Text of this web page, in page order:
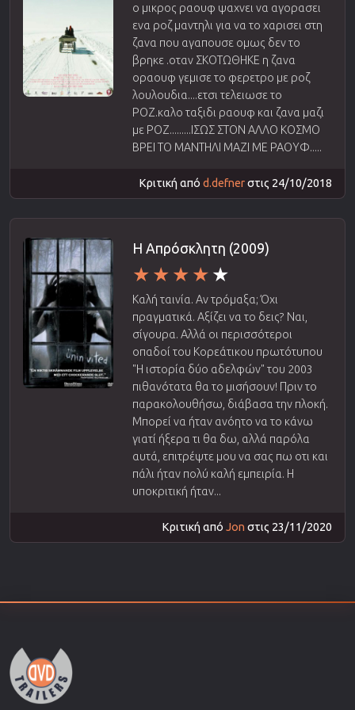
ο μικρος ραουφ ψαχνει να αγορασει
ενα ροζ μαντηλι για να το χαρισει στη
ζανα που αγαπουσε ομως δεν το
βρηκε .οταν ΣΚΟΤΩΘΗΚΕ η ζανα
οραουφ γεμισε το φερετρο με ροζ
λουλουδια....ετσι τελειωσε το
ΡΟΖ.καλο ταξιδι ραουφ και ζανα μαζι
με ΡΟΖ.........ΙΣΩΣ ΣΤΟΝ ΑΛΛΟ ΚΟΣΜΟ
ΒΡΕΙ ΤΟ ΜΑΝΤΗΛΙ ΜΑΖΙ ΜΕ ΡΑΟΥΦ.....
Κριτική από d.defnerστις 24/10/2018
Η Απρόσκλητη (2009)
Καλή ταινία. Αν τρόμαξα; Όχι
πραγματικά. Αξίζει να το δεις? Ναι,
σίγουρα. Αλλά οι περισσότεροι
οπαδοί του Κορεάτικου πρωτότυπου
"Η ιστορία δύο αδελφών" του 2003
πιθανότατα θα το μισήσουν! Πριν το
παρακολουθήσω, διάβασα την πλοκή.
Μπορεί να ήταν ανόητο να το κάνω
γιατί ήξερα τι θα δω, αλλά παρόλα
αυτά, επιτρέψτε μου να σας πω οτι και
πάλι ήταν πολύ καλή εμπειρία. Η
υποκριτική ήταν...
Κριτική από Jon στις 23/11/2020